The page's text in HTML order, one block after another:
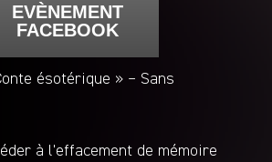
EVÈNEMENT
FACEBOOK
ésotérique » – Sans
à l’effacement de mémoire